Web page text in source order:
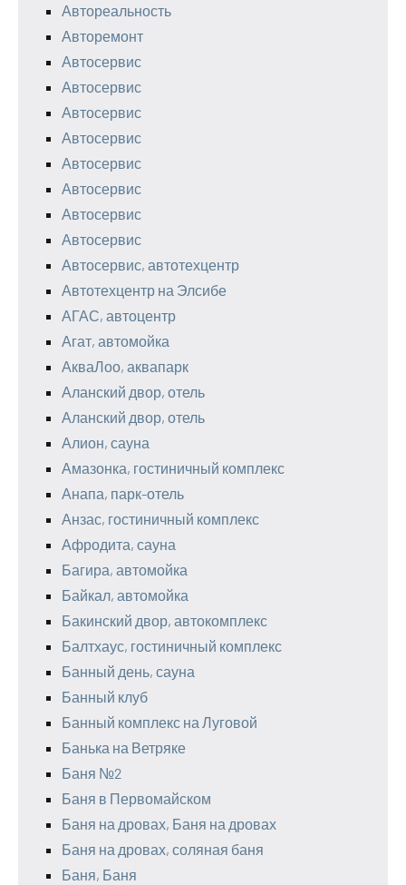
Автореальность
Авторемонт
Автосервис
Автосервис
Автосервис
Автосервис
Автосервис
Автосервис
Автосервис
Автосервис
Автосервис, автотехцентр
Автотехцентр на Элсибе
АГАС, автоцентр
Агат, автомойка
АкваЛоо, аквапарк
Аланский двор, отель
Аланский двор, отель
Алион, сауна
Амазонка, гостиничный комплекс
Анапа, парк-отель
Анзас, гостиничный комплекс
Афродита, сауна
Багира, автомойка
Байкал, автомойка
Бакинский двор, автокомплекс
Балтхаус, гостиничный комплекс
Банный день, сауна
Банный клуб
Банный комплекс на Луговой
Банька на Ветряке
Баня №2
Баня в Первомайском
Баня на дровах, Баня на дровах
Баня на дровах, соляная баня
Баня, Баня